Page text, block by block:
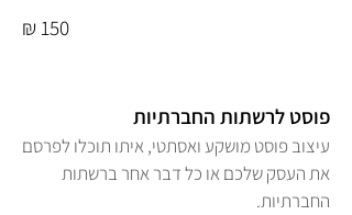
150 ₪
פוסט לרשתות החברתיות
עיצוב פוסט מושקע ואסתטי, איתו תוכלו לפרסם
את העסק שלכם או כל דבר אחר ברשתות
החברתיות.